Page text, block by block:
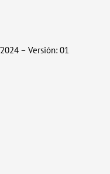
– Versión: 01